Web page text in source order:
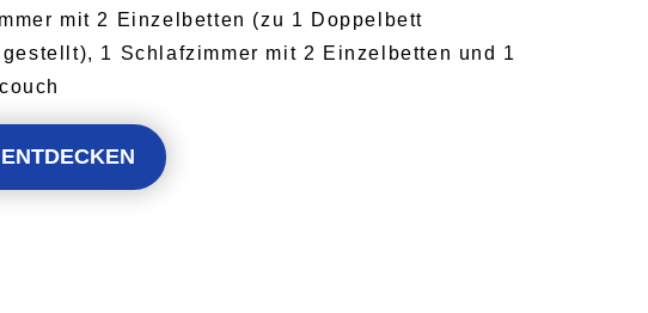
mit 2 Einzelbetten (zu 1 Doppelbett
1 Schlafzimmer mit 2 Einzelbetten und 1